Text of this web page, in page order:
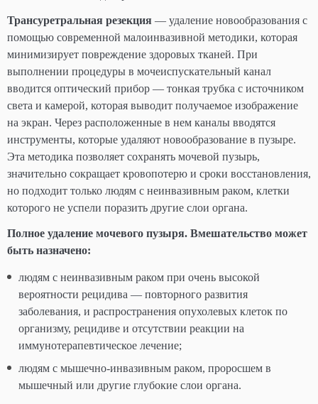
Трансуретральная резекция — удаление новообразования с
помощью современной малоинвазивной методики, которая
минимизирует повреждение здоровых тканей. При
выполнении процедуры в мочеиспускательный канал
вводится оптический прибор — тонкая трубка с источником
света и камерой, которая выводит получаемое изображение
на экран. Через расположенные в нем каналы вводятся
инструменты, которые удаляют новообразование в пузыре.
Эта методика позволяет сохранять мочевой пузырь,
значительно сокращает кровопотерю и сроки восстановления,
но подходит только людям с неинвазивным раком, клетки
которого не успели поразить другие слои органа.
Полное удаление мочевого пузыря. Вмешательство может
быть назначено:
людям с неинвазивным раком при очень высокой
вероятности рецидива — повторного развития
заболевания, и распространения опухолевых клеток по
организму, рецидиве и отсутствии реакции на
иммунотерапевтическое лечение;
людям с мышечно-инвазивным раком, проросшем в
мышечный или другие глубокие слои органа.